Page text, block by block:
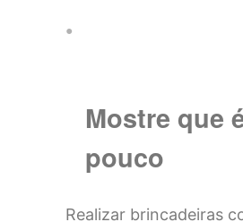
Mostre que
pouco
Realizar brincadeiras